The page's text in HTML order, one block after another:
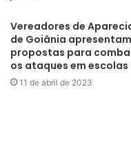
Vereadores de
de Goiânia apresentam
propostas para
os ataques em escolas
11 de abril de 2023